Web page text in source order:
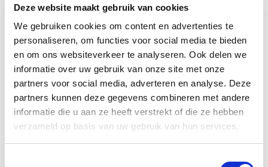
Deze website maakt gebruik van cookies
We gebruiken cookies om content en advertenties te
personaliseren, om functies voor social media te bieden
en om ons websiteverkeer te analyseren. Ook delen we
informatie over uw gebruik van onze site met onze
partners voor social media, adverteren en analyse. Deze
partners kunnen deze gegevens combineren met andere
informatie die u aan ze heeft verstrekt of die ze hebben
verzameld op basis van uw gebruik van hun services.
Nog maar 4 beschikbaar
€ 16,95 € 16,10
-5 %